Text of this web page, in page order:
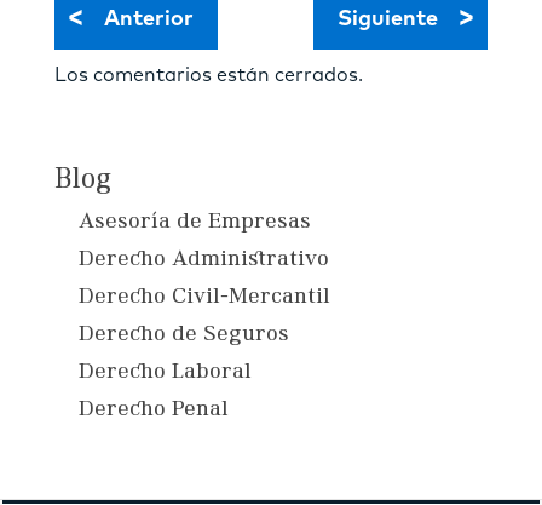
< Anterior Siguiente >
Los comentarios están cerrados.
Blog
Asesoría de Empresas
Derecho Administrativo
Derecho Civil-Mercantil
Derecho de Seguros
Derecho Laboral
Derecho Penal